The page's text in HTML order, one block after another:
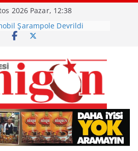
2026 Pazar, 12:38
Şarampole Devrildi
Kepsut’a Yatırım
Ot Yangını
Siyah İncirinde Hasat